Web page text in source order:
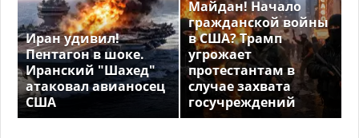
Иран удивил!
Пентагон в шоке.
Иранский "Шахед"
атаковал авианосец
США
Майдан! Начало
гражданской войны
в США? Трамп
угрожает
протестантам в
случае захвата
госучреждений